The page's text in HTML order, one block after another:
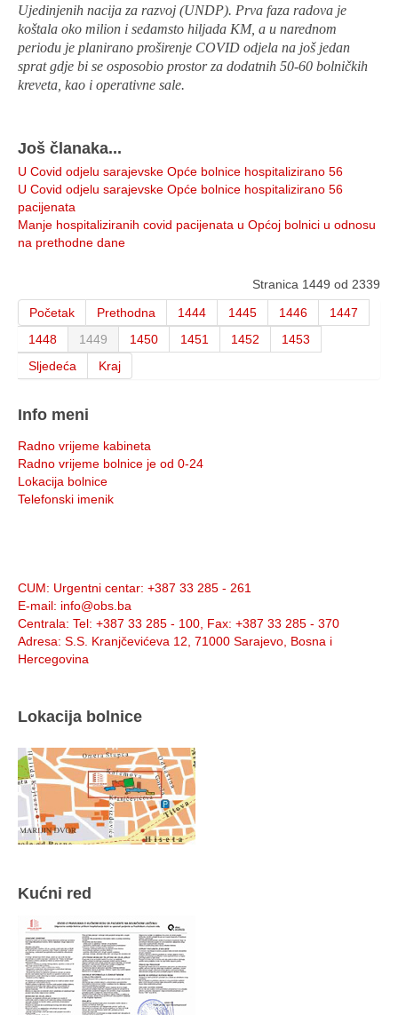
Ujedinjenih nacija za razvoj (UNDP). Prva faza radova je
koštala oko milion i sedamsto hiljada KM, a u narednom
periodu je planirano proširenje COVID odjela na još jedan
sprat gdje bi se osposobio prostor za dodatnih 50-60 bolničkih
kreveta, kao i operativne sale.
Još članaka...
U Covid odjelu sarajevske Opće bolnice hospitalizirano 56
U Covid odjelu sarajevske Opće bolnice hospitalizirano 56
pacijenata
Manje hospitaliziranih covid pacijenata u Općoj bolnici u odnosu
na prethodne dane
Stranica 1449 od 2339
Početak
Prethodna 1444 1445 1446
1447
1448
1449 1450 1451 1452
1453
Sljedeća
Kraj
Info meni
Radno vrijeme kabineta
Radno vrijeme bolnice je od 0-24
Lokacija bolnice
Telefonski imenik
CUM: Urgentni centar: +387 33 285 - 261
E-mail: info@obs.ba
Centrala: Tel: +387 33 285 - 100, Fax: +387 33 285 - 370
Adresa: S.S. Kranjčevićeva 12, 71000 Sarajevo, Bosna i
Hercegovina
Lokacija bolnice
Kućni red